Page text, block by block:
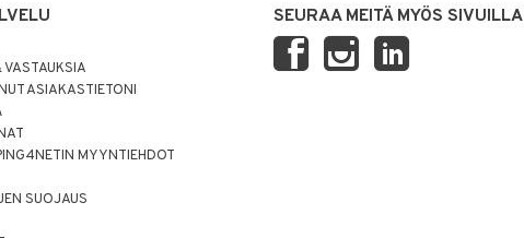
ASIAKASTIETONI
MYYNTIEHDOT
SUOJAUS
SEURAA MEITÄ MYÖS SIVUILLA